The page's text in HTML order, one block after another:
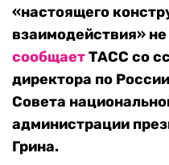
«настоящего
взаимодействия»
сообщаетТАСС со
директора по
Совета
администрации
Грина.